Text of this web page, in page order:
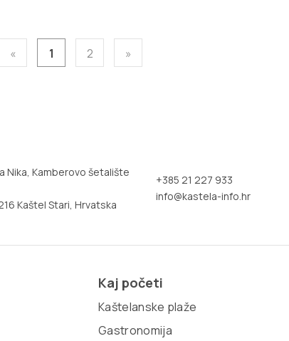
« 1 2 »
Nika, Kamberovo šetalište
Kaštel Stari, Hrvatska
+385 21 227 933
info@kastela-info.hr
Kaj početi
Kaštelanske plaže
Gastronomija